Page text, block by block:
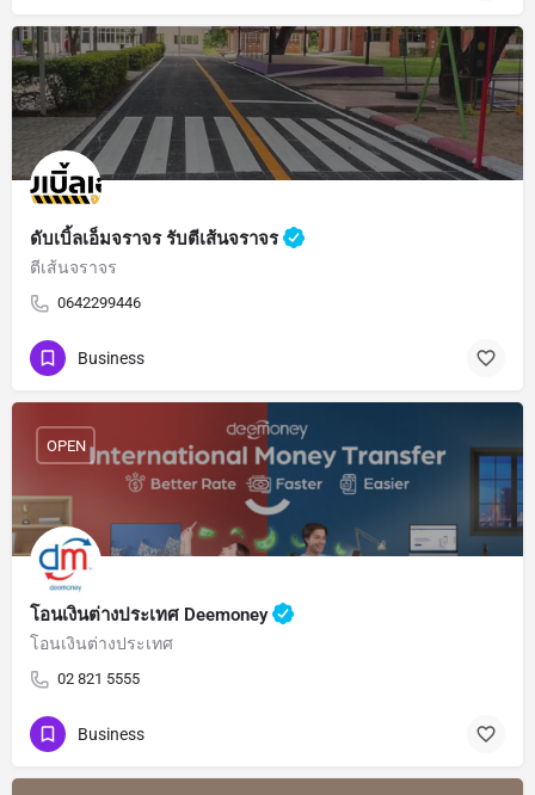
ดับเบิ้ลเอ็มจราจร รับตีเส้นจราจร
ตีเส้นจราจร
0642299446
Business
โอนเงินต่างประเทศ Deemoney
โอนเงินต่างประเทศ
02 821 5555
OPEN
Business